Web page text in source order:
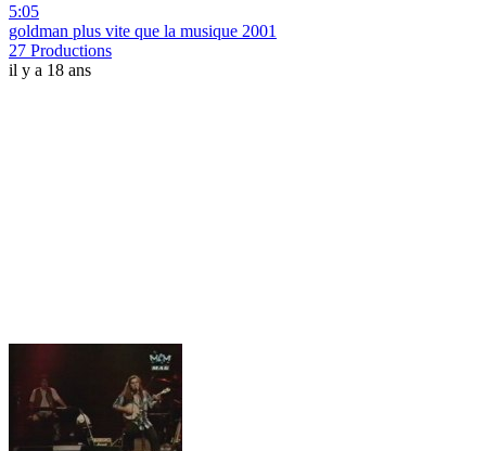
5:05
goldman plus vite que la musique 2001
27 Productions
il y a 18 ans